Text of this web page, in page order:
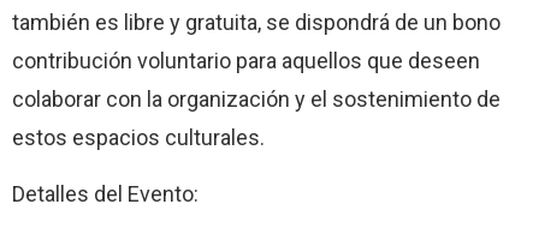
también es libre y gratuita, se dispondrá de un bono
contribución voluntario para aquellos que deseen
colaborar con la organización y el sostenimiento de
estos espacios culturales.
Detalles del Evento: